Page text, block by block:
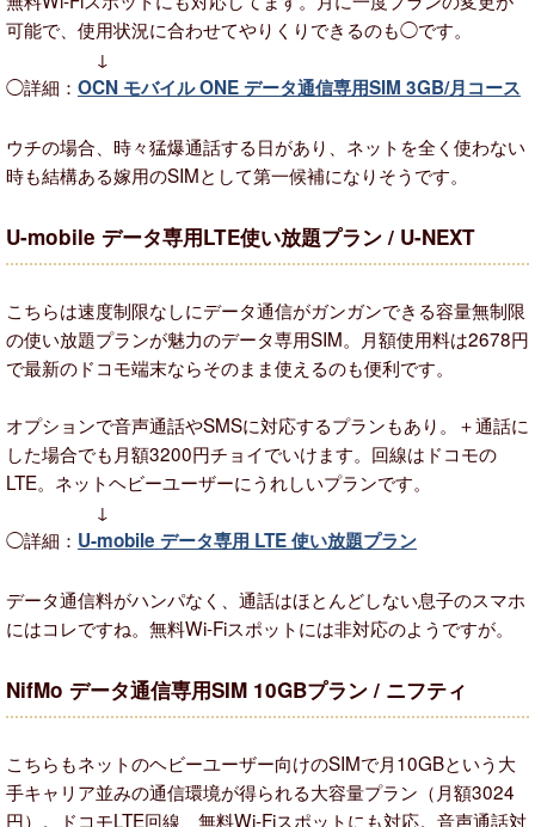
可能で、使用状況に合わせてやりくりできるのも◯です。
↓
◯詳細： OCN モバイル ONE データ通信専用SIM 3GB/月コース
ウチの場合、時々猛爆通話する日があり、ネットを全く使わない
時も結構ある嫁用のSIMとして第一候補になりそうです。
U-mobile データ専用LTE使い放題プラン / U-NEXT
こちらは速度制限なしにデータ通信がガンガンできる容量無制限
の使い放題プランが魅力のデータ専用SIM。月額使用料は2678円
で最新のドコモ端末ならそのまま使えるのも便利です。
オプションで音声通話やSMSに対応するプランもあり。＋通話に
した場合でも月額3200円チョイでいけます。回線はドコモの
LTE。ネットヘビーユーザーにうれしいプランです。
↓
◯詳細： U-mobile データ専用 LTE 使い放題プラン
データ通信料がハンパなく、通話はほとんどしない息子のスマホ
にはコレですね。無料Wi-Fiスポットには非対応のようですが。
NifMo データ通信専用SIM 10GBプラン / ニフティ
こちらもネットのヘビーユーザー向けのSIMで月10GBという大
手キャリア並みの通信環境が得られる大容量プラン（月額3024
円）。ドコモLTE回線、無料Wi-Fiスポットにも対応。音声通話対